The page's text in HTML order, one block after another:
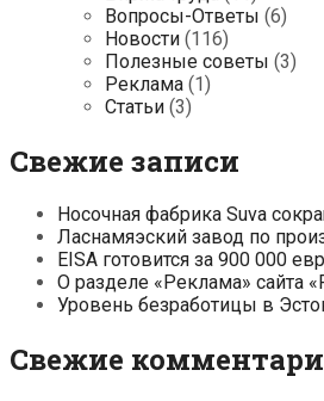
Вопросы-Ответы (6)
Новости (116)
Полезные советы (3)
Реклама (1)
Статьи (3)
Свежие записи
Носочная фабрика Suva
Ласнамяэский завод по
EISA готовится за 900 000
О разделе «Реклама» сайта
Уровень безработицы в
Свежие